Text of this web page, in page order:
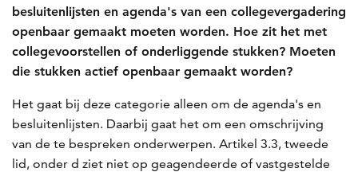
besluitenlijsten en agenda's van een collegevergadering
openbaar gemaakt moeten worden. Hoe zit het met
collegevoorstellen of onderliggende stukken? Moeten
die stukken actief openbaar gemaakt worden?
Het gaat bij deze categorie alleen om de agenda's en
besluitenlijsten. Daarbij gaat het om een omschrijving
van de te bespreken onderwerpen. Artikel 3.3, tweede
lid, onder d ziet niet op geagendeerde of vastgestelde